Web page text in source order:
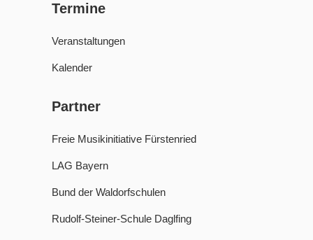
Termine
Veranstaltungen
Kalender
Partner
Freie Musikinitiative Fürstenried
LAG Bayern
Bund der Waldorfschulen
Rudolf-Steiner-Schule Daglfing